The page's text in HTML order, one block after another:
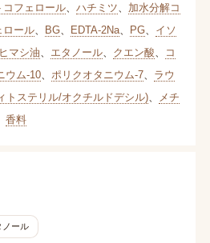
コフェロール、 ハチミツ
加水分解コ
ロール、 BG、 EDTA-2Na、 PG、 イソ
マシ油
エタノール、 クエン酸
コ
ウム-10、 ポリクオタニウム-7、 ラウ
トステリル/オクチルドデシル)、
メチ
香料
ノール